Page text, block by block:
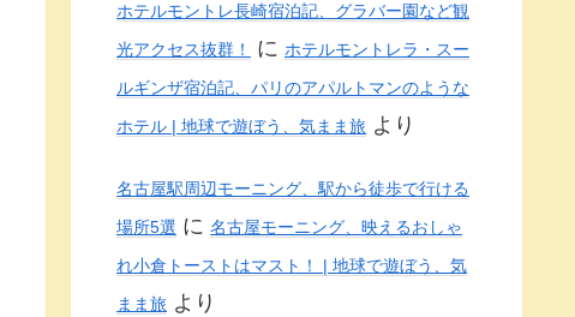
ホテルモントレ長崎宿泊記、グラバー園など観
光アクセス抜群！
に ホテルモントレラ・スー
ルギンザ宿泊記、パリのアパルトマンのような
ホテル | 地球で遊ぼう、気まま旅 より
名古屋駅周辺モーニング、駅から徒歩で行ける
場所5選 に 名古屋モーニング、映えるおしゃ
れ小倉トーストはマスト！ | 地球で遊ぼう、気
まま旅 より